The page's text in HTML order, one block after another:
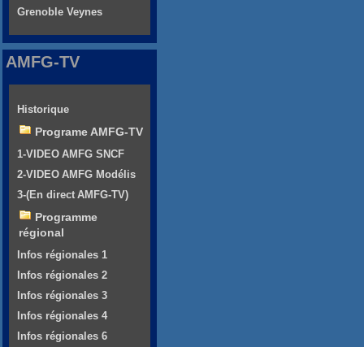
Grenoble Veynes
AMFG-TV
Historique
Programe AMFG-TV
1-VIDEO AMFG SNCF
2-VIDEO AMFG Modélis
3-(En direct AMFG-TV)
Programme
régional
Infos régionales 1
Infos régionales 2
Infos régionales 3
Infos régionales 4
Infos régionales 6